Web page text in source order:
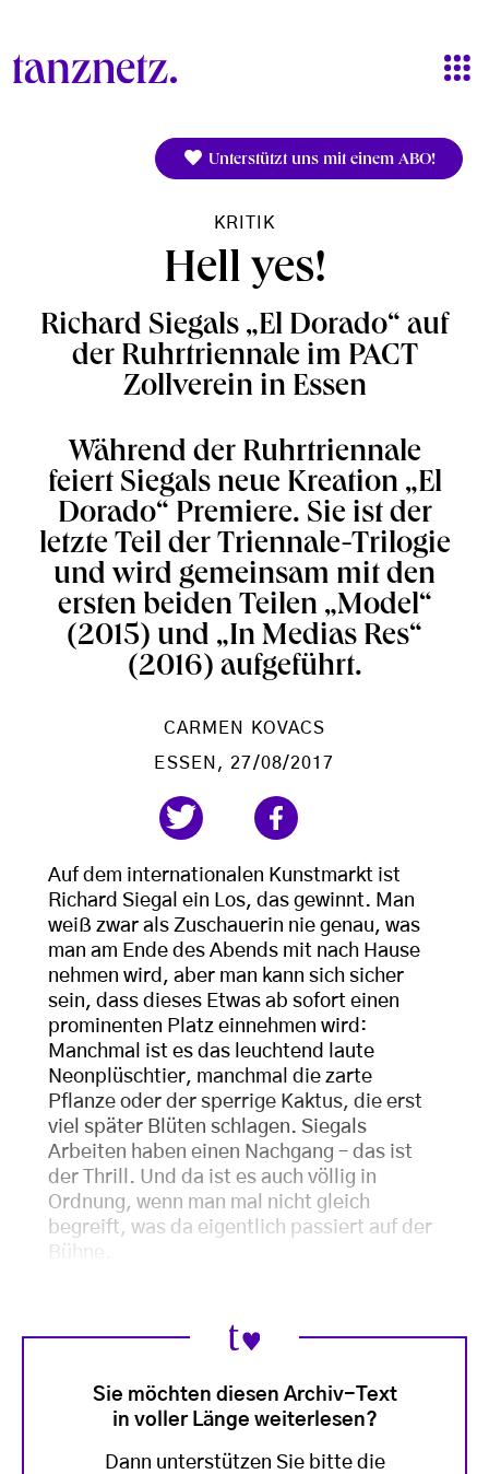
Unterstützt uns mit einem ABO!
KRITIK
Hell yes!
Richard Siegals „El Dorado“ auf
der Ruhrtriennale im PACT
Zollverein in Essen
Während der Ruhrtriennale
feiert Siegals neue Kreation „El
Dorado“ Premiere. Sie ist der
letzte Teil der Triennale-Trilogie
und wird gemeinsam mit den
ersten beiden Teilen „Model“
(2015) und „In Medias Res“
(2016) aufgeführt.
CARMEN KOVACS
ESSEN , 27/08/2017
Auf dem internationalen Kunstmarkt ist
Richard Siegal ein Los, das gewinnt. Man
weiß zwar als Zuschauerin nie genau, was
man am Ende des Abends mit nach Hause
nehmen wird, aber man kann sich sicher
sein, dass dieses Etwas ab sofort einen
prominenten Platz einnehmen wird:
Manchmal ist es das leuchtend laute
Neonplüschtier, manchmal die zarte
Pflanze oder der sperrige Kaktus, die erst
viel später Blüten schlagen. Siegals
Arbeiten haben einen Nachgang – das ist
der Thrill. Und da ist es auch völlig in
Ordnung, wenn man mal nicht gleich
begreift, was da eigentlich passiert auf der
Sie möchten diesen Archiv-Text
in voller Länge weiterlesen?
Dann unterstützen Sie bitte die